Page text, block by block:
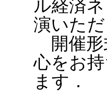
ル経済
演いただ
開催形
心をお
ます．